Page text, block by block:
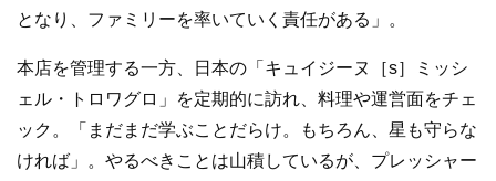
となり、ファミリーを率いていく責任がある」。
本店を管理する一方、日本の「キュイジーヌ［s］ミッシ
ェル・トロワグロ」を定期的に訪れ、料理や運営面をチェ
ック。「まだまだ学ぶことだらけ。もちろん、星も守らな
ければ」。やるべきことは山積しているが、プレッシャー